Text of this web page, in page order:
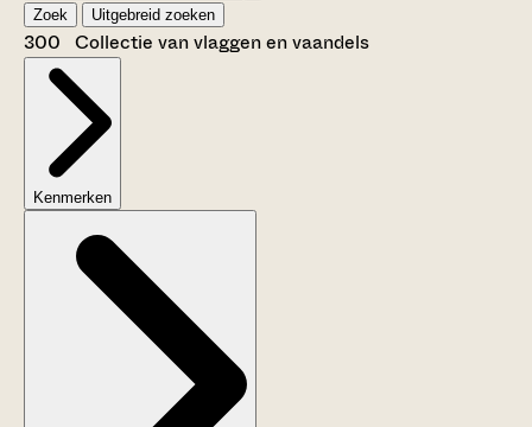
Zoek Uitgebreid zoeken
300 Collectie van vlaggen en vaandels
Kenmerken